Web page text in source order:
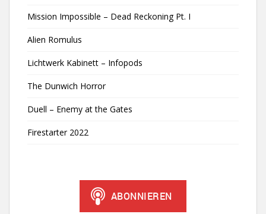
Mission Impossible – Dead Reckoning Pt. I
Alien Romulus
Lichtwerk Kabinett – Infopods
The Dunwich Horror
Duell – Enemy at the Gates
Firestarter 2022